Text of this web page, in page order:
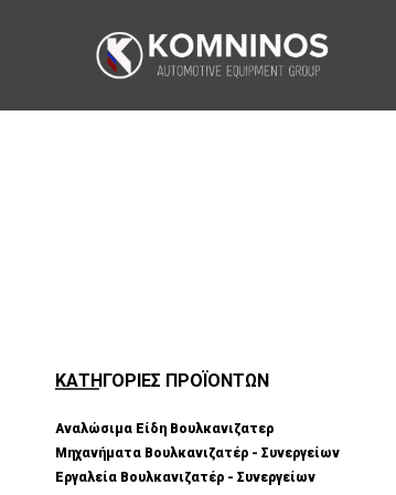
ΚΑΤΗΓΟΡΙΕΣ ΠΡΟΪΟΝΤΩΝ
Αναλώσιμα Είδη Βουλκανιζατερ
Μηχανήματα Βουλκανιζατέρ - Συνεργείων
Εργαλεία Βουλκανιζατέρ - Συνεργείων